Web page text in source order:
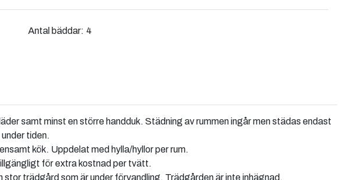
Antal bäddar: 4
samt minst en större handduk. Städning av rummen ingår men städas endast
tiden.
kök. Uppdelat med hylla/hyllor per rum.
för extra kostnad per tvätt.
stor trädgård som är under förvandling. Trädgården är inte inhägnad.